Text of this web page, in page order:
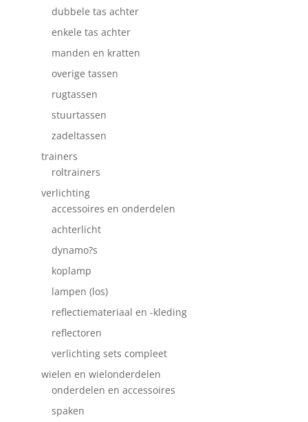
dubbele tas achter
enkele tas achter
manden en kratten
overige tassen
rugtassen
stuurtassen
zadeltassen
trainers
roltrainers
verlichting
accessoires en onderdelen
achterlicht
dynamo?s
koplamp
lampen (los)
reflectiemateriaal en -kleding
reflectoren
verlichting sets compleet
wielen en wielonderdelen
onderdelen en accessoires
spaken